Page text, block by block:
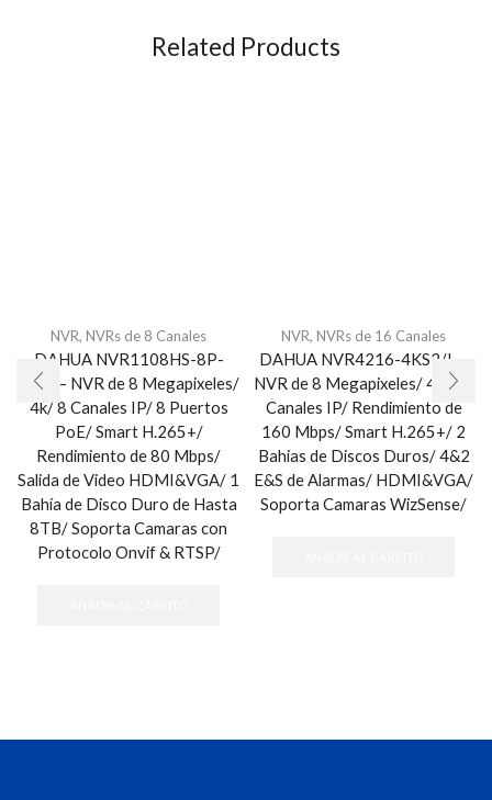
Related Products
NVR, NVRs de 8 Canales
DAHUA NVR1108HS-8P-
S3/H – NVR de 8 Megapixeles/
4k/ 8 Canales IP/ 8 Puertos
PoE/ Smart H.265+/
Rendimiento de 80 Mbps/
Salida de Video HDMI&VGA/ 1
Bahía de Disco Duro de Hasta
8TB/ Soporta Camaras con
Protocolo Onvif & RTSP/
NVR, NVRs de 16 Canales
DAHUA NVR4216-4KS2/L –
NVR de 8 Megapixeles/ 4k/ 16
Canales IP/ Rendimiento de
160 Mbps/ Smart H.265+/ 2
Bahias de Discos Duros/ 4&2
E&S de Alarmas/ HDMI&VGA/
Soporta Camaras WizSense/